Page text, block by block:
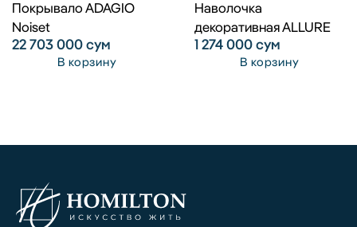
Покрывало ADAGIO
Noiset
22 703 000сум
В корзину
Наволочка
декоративная ALLURE
1 274 000сум
В корзину